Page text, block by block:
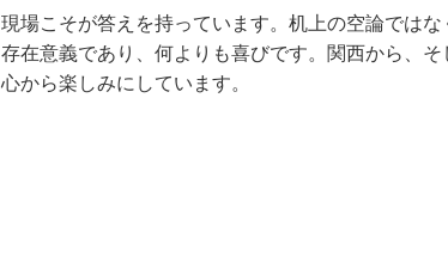
現場こそが答えを持っています。机上の空論では
存在意義であり、何よりも喜びです。関西から、
心から楽しみにしています。